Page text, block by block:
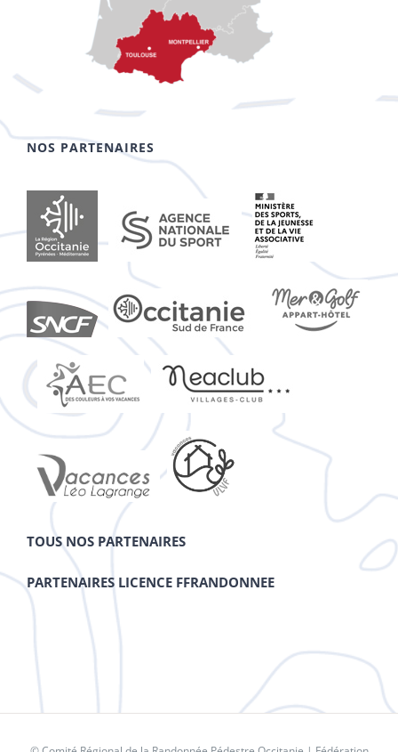
NOS PARTENAIRES
TOUS NOS PARTENAIRES
PARTENAIRES LICENCE FFRANDONNEE